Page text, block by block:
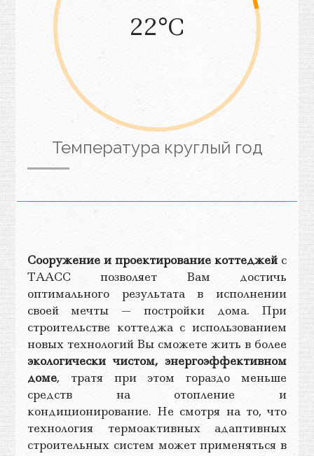
22°С
Температура круглый год
Сооружение и проектирование коттеджей с
ТААСС позволяет Вам достичь
оптимального результата в исполнении
своей мечты — постройки дома. При
строительстве коттеджа с использованием
новых технологий Вы сможете жить в более
экологически чистом, энергоэффективном
доме, тратя при этом гораздо меньше
средств на отопление и
кондиционирование. Не смотря на то, что
технология термоактивных адаптивных
строительных систем может применяться в